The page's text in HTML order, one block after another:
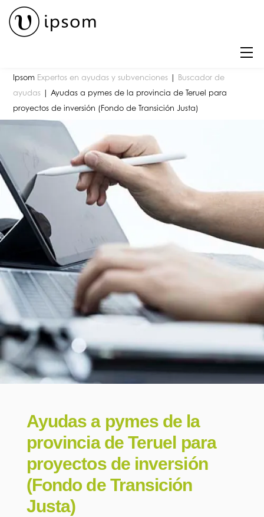
Skip
content
Ipsom Expertos en ayudas y subvenciones
Buscador de
ayudas |Ayudas a pymes de la provincia de Teruel para
proyectos de inversión (Fondo de Transición Justa)
Ayudas a pymes de la
provincia de Teruel para
proyectos de inversión
(Fondo de Transición
Justa)